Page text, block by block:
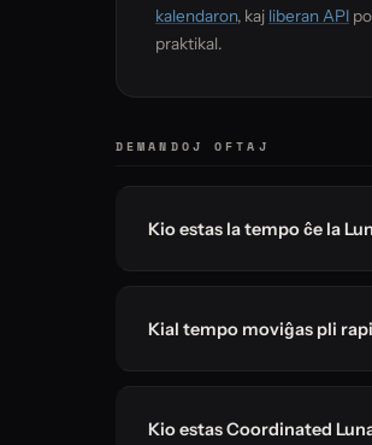
kalendaron, kaj liberan API
praktikal.
DEMANDOJ OFTAJ
Kio estas la tempo ĉe la
Kial tempo moviĝas pli
Kio estas Coordinated